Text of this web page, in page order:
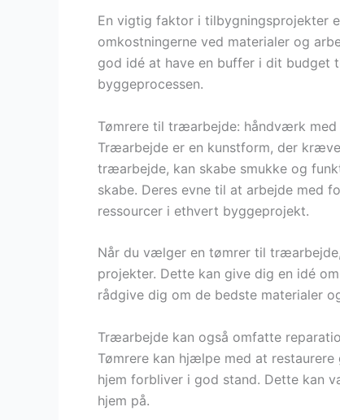
En vigtig faktor i tilbygningsprojekter
omkostningerne ved materialer og
god idé at have en buffer i dit budget
byggeprocessen.
Tømrere til træarbejde: håndværk
Træarbejde er en kunstform, der
træarbejde, kan skabe smukke og
skabe. Deres evne til at arbejde med
ressourcer i ethvert byggeprojekt.
Når du vælger en tømrer til
projekter. Dette kan give dig en idé
rådgive dig om de bedste materialer
Træarbejde kan også omfatte
Tømrere kan hjælpe med at
hjem forbliver i god stand. Dette kan
hjem på.